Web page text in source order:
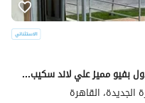
شقه للبيع فى افضل مكان فى التجمع الاول بفيو مميز علي لاند سكيب بتقسيط علي 12 سنه
الجديدة، القاهرة